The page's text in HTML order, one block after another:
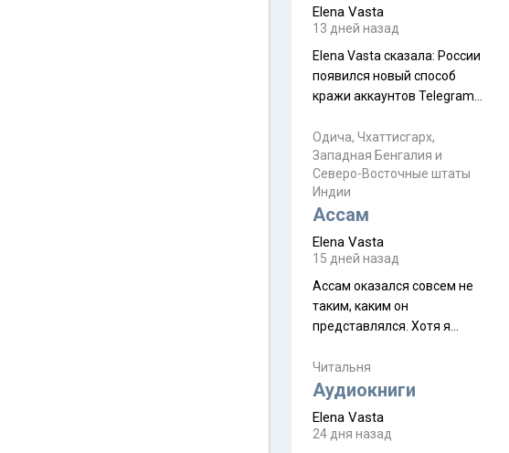
разводится!" Эйтан -
семьи, из тех, кого называют
"вязаные кипы". С 2022-го
Elena Vasta
13 дней назад
Elena Vasta сказалa: России
появился новый способ
кражи аккаунтов Telegram
Прочитайте! У моих двух
знакомых вот так увели
аккаунты
Одича, Чхаттисгарх,
Западная Бенгалия и
Северо-Восточные штаты
Индии
Ассам
Elena Vasta
15 дней назад
Ассам оказался совсем не
таким, каким он
представлялся. Хотя я
краешек, но все же схватила
ауру штата, как-то он меня
природа, мягкие
Читальня
Аудиокниги
Elena Vasta
24 дня назад